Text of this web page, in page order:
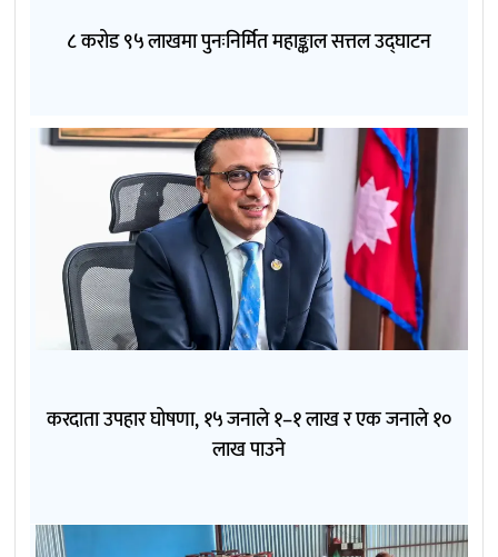
८ करोड ९५ लाखमा पुनःनिर्मित महाङ्काल सत्तल उद्घाटन
करदाता उपहार घोषणा, १५ जनाले १–१ लाख र एक जनाले १०
लाख पाउने